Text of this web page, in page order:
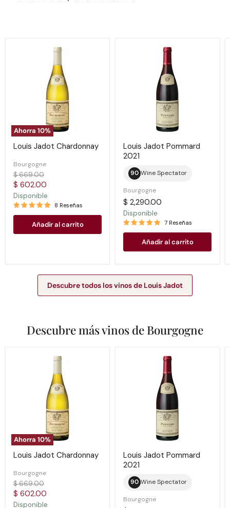
Ahorra 10%
Louis Jadot Chardonnay
Bourgogne
Precio
original
$ 669.00
Precio
actual
$ 602.00
Disponible
8 Reseñas
Añadir al carrito
Louis Jadot Pommard
2021
90 Wine Spectator
Bourgogne
$ 2,290.00
Disponible
7 Reseñas
Añadir al carrito
Descubre todos los vinos de Louis Jadot
Descubre más vinos de Bourgogne
Ahorra 10%
Louis Jadot Chardonnay
Bourgogne
Precio
original
$ 669.00
Precio
actual
$ 602.00
Disponible
Louis Jadot Pommard
2021
90 Wine Spectator
Bourgogne